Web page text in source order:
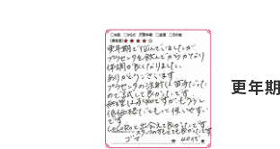
更年